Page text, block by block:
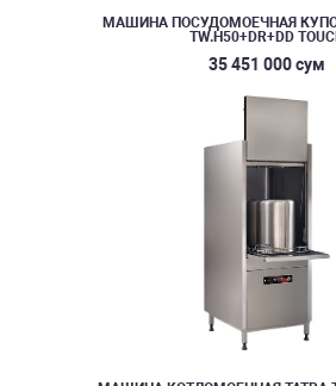
МАШИНА ПОСУДОМОЕЧНАЯ
TW.H50+DR+DD
35 451 000 сум